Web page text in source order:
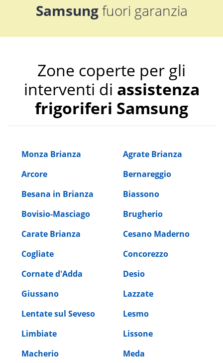
Samsungfuori garanzia
Zone coperte per gli
interventi di assistenza
frigoriferi Samsung
Monza Brianza
Agrate Brianza
Arcore
Bernareggio
Besana in Brianza
Biassono
Bovisio-Masciago
Brugherio
Carate Brianza
Cesano Maderno
Cogliate
Concorezzo
Cornate d'Adda
Desio
Giussano
Lazzate
Lentate sul Seveso
Lesmo
Limbiate
Lissone
Macherio
Meda